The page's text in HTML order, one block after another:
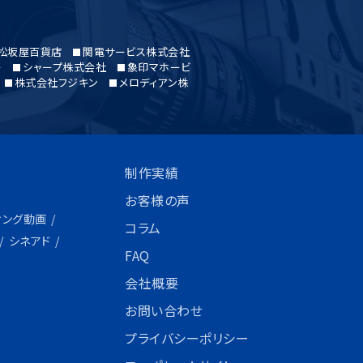
坂屋百貨店
関電サービス株式会社
シャープ株式会社
象印マホービ
株式会社フジキン
メロディアン株
ング動画
シネアド
制作実績
お客様の声
コラム
FAQ
会社概要
お問い合わせ
プライバシーポリシー